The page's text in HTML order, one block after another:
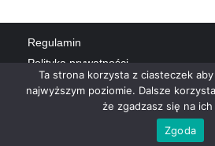
Regulamin
Polityka prywatności
Płatności i dostawa
Zwroty i reklamacje
Ta strona korzysta z ciasteczek
najwyższym poziomie. Dalsze
że zgadzasz się na
Zgoda